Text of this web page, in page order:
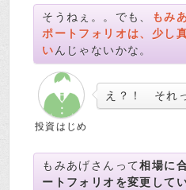
そうねぇ。。でも、
もみ
ポートフォリオは、少し
いんじゃないかな。
投資はじめ
え？！ それ
もみあげさんって相場に
ートフォリオを変更して